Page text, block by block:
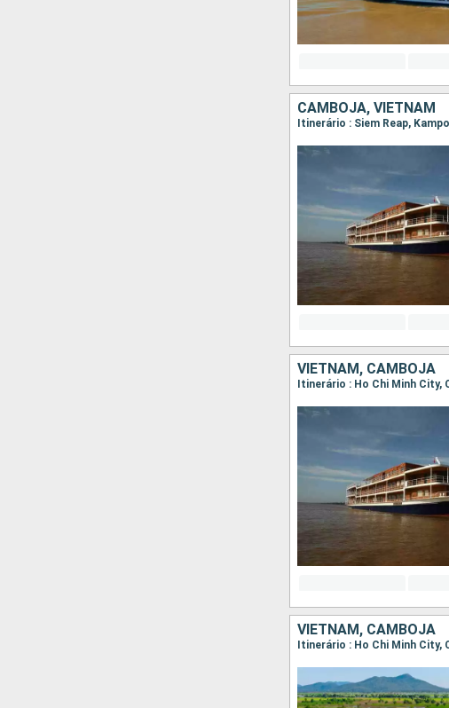
CAMBOJA, VIETNAM
Itinerário : Siem Reap,
VIETNAM, CAMBOJA
VIETNAM, CAMBOJA